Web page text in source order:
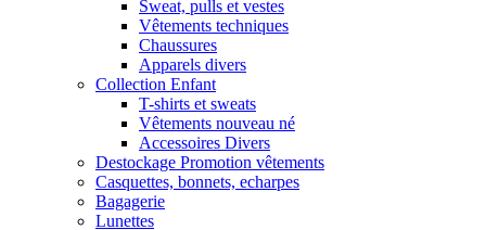
Sweat, pulls et vestes
Vêtements techniques
Chaussures
Apparels divers
Collection Enfant
T-shirts et sweats
Vêtements nouveau né
Accessoires Divers
Destockage Promotion vêtements
Casquettes, bonnets, echarpes
Bagagerie
Lunettes